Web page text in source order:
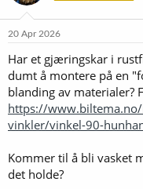
o
e
20 Apr 2026
Har et gjæringskar i
dumt å montere på en
blanding av materialer?
https://
vinkler/vinkel-90-
Kommer til å bli vasket
det holde?